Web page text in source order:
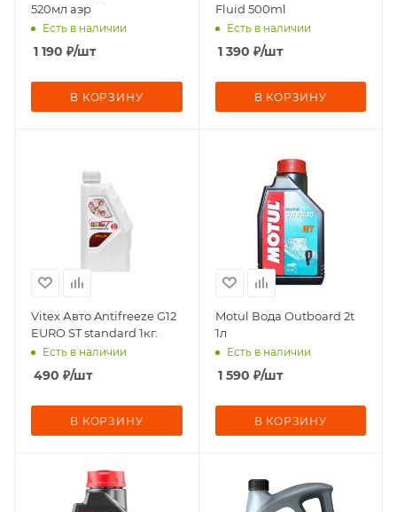
520мл аэр
Есть в наличии
1 190 ₽/шт
В КОРЗИНУ
Fluid 500ml
Есть в наличии
1 390 ₽/шт
В КОРЗИНУ
Vitex Авто Antifreeze G12
EURO ST standard 1кг.
Есть в наличии
490 ₽/шт
В КОРЗИНУ
Motul Вода Outboard 2t
1л
Есть в наличии
1 590 ₽/шт
В КОРЗИНУ